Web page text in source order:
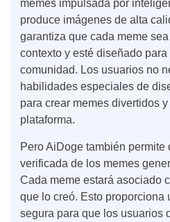
memes impulsada por
produce imágenes de alta
garantiza que cada meme
contexto y esté diseñado para
comunidad. Los usuarios no
habilidades especiales de
para crear memes divertidos
plataforma.
Pero AiDoge también permite
verificada de los memes
Cada meme estará asociado
que lo creó. Esto proporciona
segura para que los usuarios